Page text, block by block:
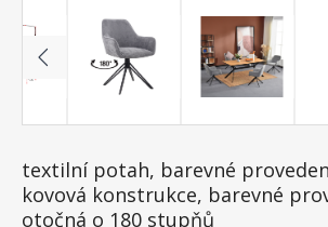
textilní potah, barevné
kovová konstrukce, barevné
otočná o 180 stupňů